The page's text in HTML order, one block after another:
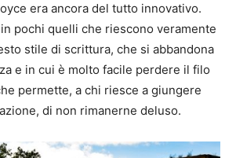
era ancora del tutto innovativo.
pochi quelli che riescono veramente
stile di scrittura, che si abbandona
e in cui è molto facile perdere il filo
permette, a chi riesce a giungere
di non rimanerne deluso.